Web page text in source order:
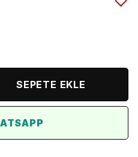
SEPETE EKLE